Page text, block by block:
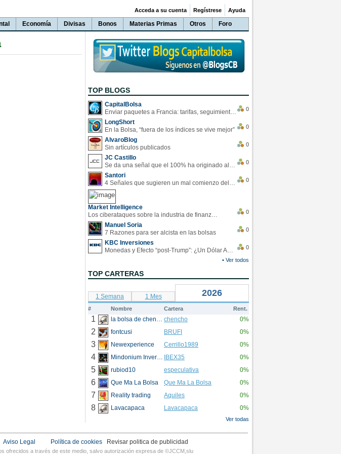
Economía Divisas Bonos Materias Primas Otros Foro
Acceda a su cuenta Regístrese Ayuda
TOP BLOGS
CapitalBolsa
Enviar paquetes a Francia: tarifas, seguimiento y ventajas destacadas
0
LongShort
En la Bolsa, “fuera de los índices se vive mejor”
0
AlvaroBlog
Sin artículos publicados
0
JC Castillo
Se da una señal que el 100% ha originado alzas en las bolsas
0
Santori
4 Señales que sugieren un mal comienzo del 3T de la economía EEUU
0
Market Intelligence
Los ciberataques sobre la industria de finanzas se han duplicado este año
0
Manuel Soria
7 Razones para ser alcista en las bolsas
0
KBC Inversiones
Monedas y Efecto “post-Trump”: ¿Un Dólar Americano operando en rangos?
0
• Ver todos
TOP CARTERAS
1 Semana 1 Mes 2026
# Nombre Cartera Rent.
1 la bolsa de chencho chencho 0%
2 fontcusi BRUFI 0%
3 Newexperience Cerrillo1989 0%
4 Mindonium Inversions IBEX35 0%
5 rubiod10 especulativa 0%
6 Que Ma La Bolsa Que Ma La Bolsa 0%
7 Reality trading Aquiles 0%
8 Lavacapaca Lavacapaca 0%
Ver todas
Aviso Legal Revisar politica de publicidad
Política de cookies
ofrecidos a través de este medio, salvo autorización expresa de ©JCCM,slu